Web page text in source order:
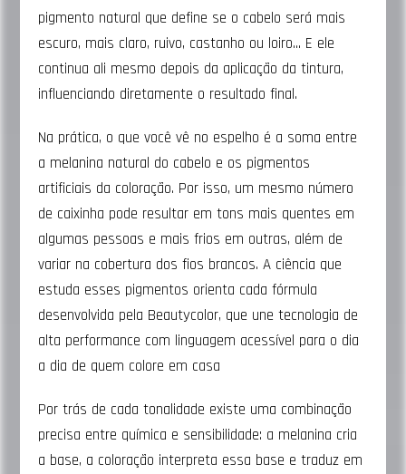
pigmento natural que define se o cabelo será mais
escuro, mais claro, ruivo, castanho ou loiro… E ele
continua ali mesmo depois da aplicação da tintura,
influenciando diretamente o resultado final.
Na prática, o que você vê no espelho é a soma entre
a melanina natural do cabelo e os pigmentos
artificiais da coloração. Por isso, um mesmo número
de caixinha pode resultar em tons mais quentes em
algumas pessoas e mais frios em outras, além de
variar na cobertura dos fios brancos. A ciência que
estuda esses pigmentos orienta cada fórmula
desenvolvida pela Beautycolor, que une tecnologia de
alta performance com linguagem acessível para o dia
a dia de quem colore em casa
Por trás de cada tonalidade existe uma combinação
precisa entre química e sensibilidade: a melanina cria
a base, a coloração interpreta essa base e traduz em